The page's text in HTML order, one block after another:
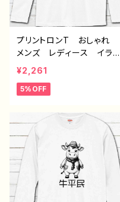
プリントロンT おしゃれ
メンズ レディース イラス
ト 風景 綺麗 景色 美
しい エモい かっこい
い おすすめ 個性的 人
エイター 絵師 オリジナ
ル デザイン グッズ
白 長袖Tシャツ ロングt
シャツ ロンTシャツ タイ
トル：第２の故郷 作：J.タ
ネダ F-5
¥2,261
5%OFF